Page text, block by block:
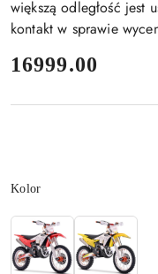
większą odległość jest
kontakt w sprawie
cena:
16999.00
Wariant
Kolor